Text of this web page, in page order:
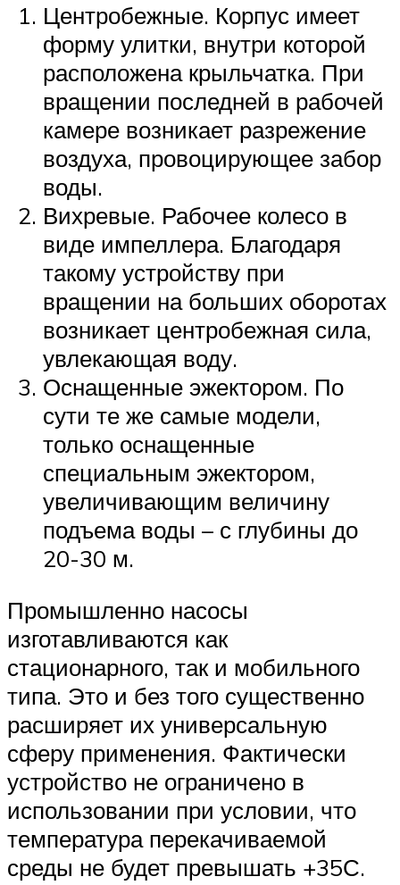
Центробежные. Корпус имеет
форму улитки, внутри которой
расположена крыльчатка. При
вращении последней в рабочей
камере возникает разрежение
воздуха, провоцирующее забор
воды.
Вихревые. Рабочее колесо в
виде импеллера. Благодаря
такому устройству при
вращении на больших оборотах
возникает центробежная сила,
увлекающая воду.
Оснащенные эжектором. По
сути те же самые модели,
только оснащенные
специальным эжектором,
увеличивающим величину
подъема воды – с глубины до
20-30 м.
Промышленно насосы
изготавливаются как
стационарного, так и мобильного
типа. Это и без того существенно
расширяет их универсальную
сферу применения. Фактически
устройство не ограничено в
использовании при условии, что
температура перекачиваемой
среды не будет превышать +35С.